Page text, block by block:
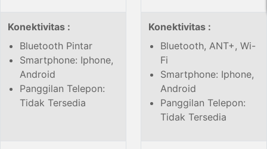
Konektivitas :
Bluetooth Pintar
Smartphone: Iphone,
Android
Panggilan Telepon:
Tidak Tersedia
Konektivitas :
Bluetooth, ANT+, Wi-
Fi
Smartphone: Iphone,
Android
Panggilan Telepon:
Tidak Tersedia